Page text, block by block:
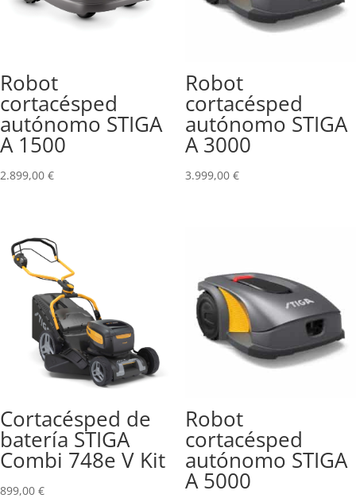
Robot
cortacésped
autónomo STIGA
A 1500
2.899,00 €
Robot
cortacésped
autónomo STIGA
A 3000
3.999,00 €
Cortacésped de
batería STIGA
Combi 748e V Kit
899,00 €
Robot
cortacésped
autónomo STIGA
A 5000